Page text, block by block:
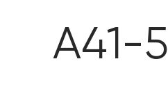
А41-